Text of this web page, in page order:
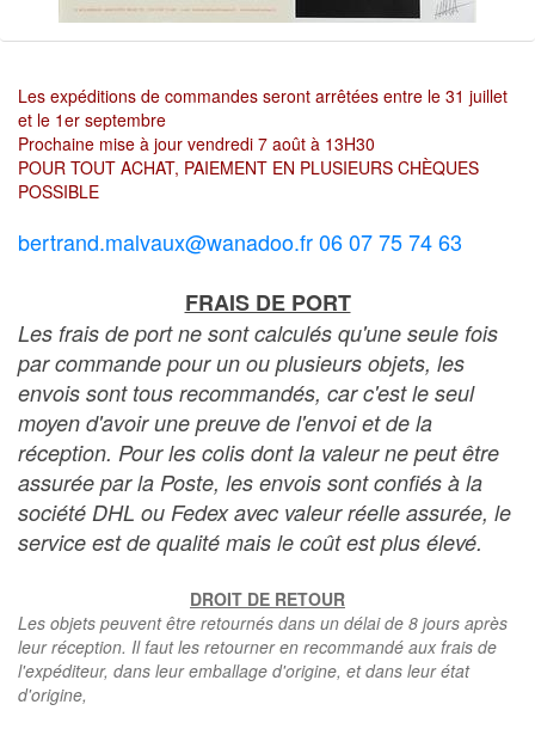
Les expéditions de commandes seront arrêtées entre le 31 juillet
et le 1er septembre
Prochaine mise à jour vendredi 7 août à 13H30
POUR TOUT ACHAT, PAIEMENT EN PLUSIEURS CHÈQUES
POSSIBLE
bertrand.malvaux@wanadoo.fr 06 07 75 74 63
FRAIS DE PORT
Les frais de port ne sont calculés qu'une seule fois
par commande pour un ou plusieurs objets, les
envois sont tous recommandés, car c'est le seul
moyen d'avoir une preuve de l'envoi et de la
réception. Pour les colis dont la valeur ne peut être
assurée par la Poste, les envois sont confiés à la
société DHL ou Fedex avec valeur réelle assurée, le
service est de qualité mais le coût est plus élevé.
DROIT DE RETOUR
Les objets peuvent être retournés dans un délai de 8 jours après
leur réception. Il faut les retourner en recommandé aux frais de
l'expéditeur, dans leur emballage d'origine, et dans leur état
d'origine,